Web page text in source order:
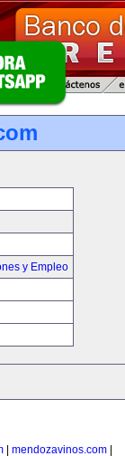
y Empleo
mendozavinos.com